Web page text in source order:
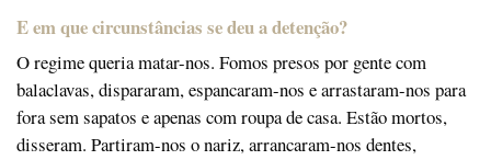
E em que circunstâncias se deu a detenção?
O regime queria matar-nos. Fomos presos por gente com
balaclavas, dispararam, espancaram-nos e arrastaram-nos para
fora sem sapatos e apenas com roupa de casa. Estão mortos,
disseram. Partiram-nos o nariz, arrancaram-nos dentes,